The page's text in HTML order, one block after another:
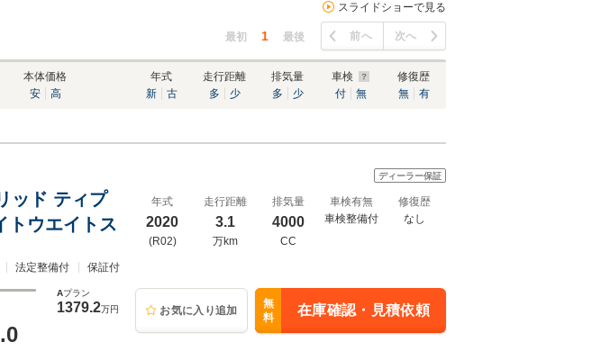
スライドショーで見る
最初 1 最後 前へ 次へ
本体価格
安
高
年式
新
古
走行距離
多
少
排気量
多
少
車検
付
無
修復歴
無
有
ッド ティプ
トウエイトス
法定整備付 保証付
.0
Aプラン
1379.2万円
ディーラー保証
年式
2020
(R02)
走行距離
3.1
万km
排気量
4000
CC
車検有無
車検整備付
修復歴
なし
お気に入り追加
無
料
在庫確認・見積依頼